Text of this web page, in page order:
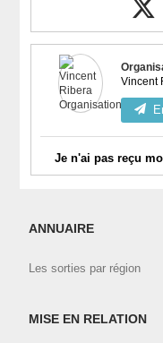
Vincent
Je n'ai pas reçu
Connectez-vous à
Contactez
dessus, en indiquant
ANNUAIRE
Les sorties par région
MISE EN RELATION